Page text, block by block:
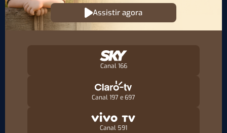
Assistir agora
Canal 166
Canal 197 e 697
Canal 591